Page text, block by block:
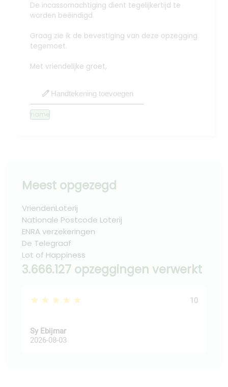
De incassomachtiging dient tegelijkertijd te
worden beëindigd.
Graag zie ik de bevestiging van deze opzegging
tegemoet.
Met vriendelijke groet,
edit Handtekening toevoegen
name
Meest opgezegd
VriendenLoterij
Nationale Postcode Loterij
ENRA verzekeringen
De Telegraaf
Lot of Happiness
3.666.127 opzeggingen verwerkt
★★★★★ 10
Sy Ebijmar
2026-08-03